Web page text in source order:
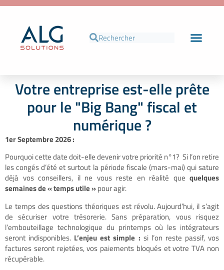
Votre entreprise est-elle prête
pour le "Big Bang" fiscal et
numérique ?
1er Septembre 2026 :
Pourquoi cette date doit-elle devenir votre priorité n°1? Si l’on retire
les congés d’été et surtout la période fiscale (mars-mai) qui sature
déjà vos conseillers, il ne vous reste en réalité que quelques
semaines de « temps utile »pour agir.
Le temps des questions théoriques est révolu. Aujourd’hui, il s’agit
de sécuriser votre trésorerie. Sans préparation, vous risquez
l’embouteillage technologique du printemps où les intégrateurs
seront indisponibles. L’enjeu est simple : si l’on reste passif, vos
factures seront rejetées, vos paiements bloqués et votre TVA non
récupérable.